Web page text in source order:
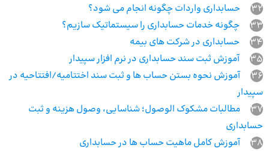
32
حسابداری واردات چگونه انجام می شود؟
33
چگونه خدمات حسابداری را سیستماتیک سازیم؟
34
حسابداری در شرکت های بیمه
35
آموزش ثبت سند حسابداری در نرم افزار سپیدار
36
آموزش نحوه بستن حساب ها و ثبت سند اختتامیه/افتتاحیه در
سپیدار
37
مطالبات مشکوک الوصول؛ شناسایی، وصول هزینه و ثبت
حسابداری
38
آموزش کامل ماهیت حساب ها در حسابداری